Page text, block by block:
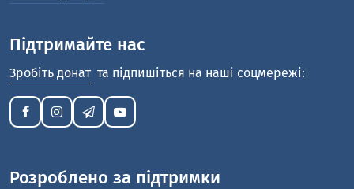
Підтримайте нас
Зробіть донат та підпишіться на наші соцмережі:
Розроблено за підтримки